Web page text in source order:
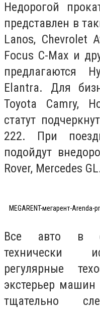
Недорогой
представлен в
Lanos, Chevrolet
Focus C-Max и
предлагаются
Elantra. Для
Toyota Camry,
статут
222. При
подойдут
Rover, Mercedes
MEGARENT-мегарент-
Все авто в
технически
регулярные
экстерьер машин
тщательно